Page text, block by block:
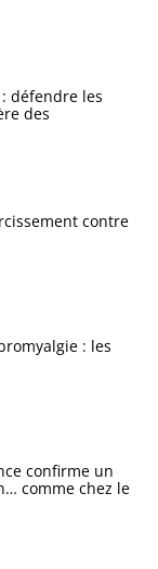
défendre les
des
contre
: les
confirme un
comme chez le